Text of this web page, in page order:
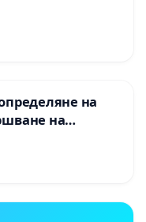
на
на
пътен възел АМ
- к.к.